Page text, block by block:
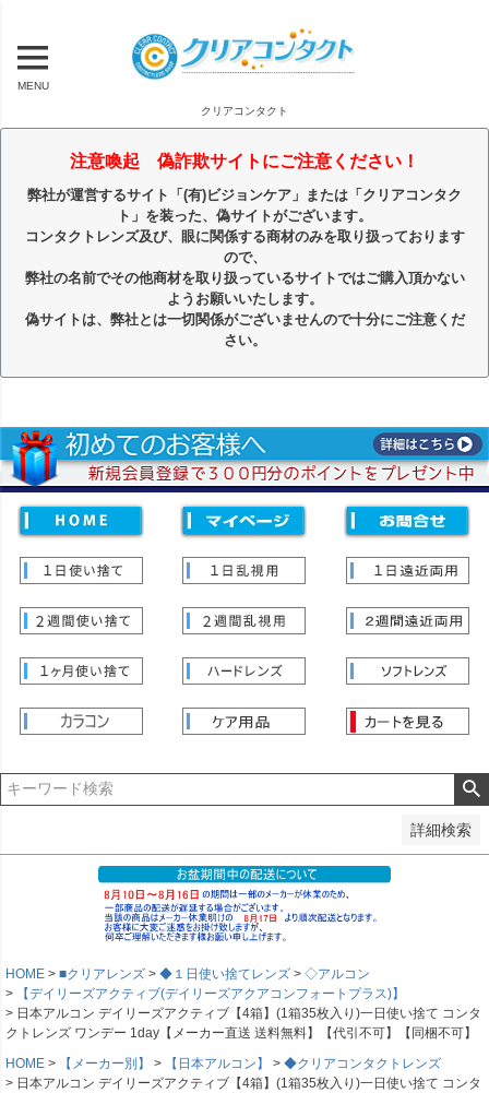
MENU
クリアコンタクト
注意喚起 偽詐欺サイトにご注意ください！
弊社が運営するサイト「(有)ビジョンケア」または「クリアコンタク
ト」を装った、偽サイトがございます。
コンタクトレンズ及び、眼に関係する商材のみを取り扱っております
ので、
弊社の名前でその他商材を取り扱っているサイトではご購入頂かない
ようお願いいたします。
偽サイトは、弊社とは一切関係がございませんので十分にご注意くだ
さい。
詳細検索
価格
〜
並び順
登録順
価格が高い順
レビュー順
キーワードヒット順
HOME ■クリアレンズ ◆１日使い捨てレンズ
◇アルコン
【デイリーズアクティブ(デイリーズアクアコンフォートプラス)】
日本アルコン デイリーズアクティブ【4箱】(1箱35枚入り)一日使い捨て コンタ
クトレンズ ワンデー 1day【メーカー直送 送料無料】【代引不可】【同梱不可】
HOME
【メーカー別】 【日本アルコン】
◆クリアコンタクトレンズ
日本アルコン デイリーズアクティブ【4箱】(1箱35枚入り)一日使い捨て コンタ